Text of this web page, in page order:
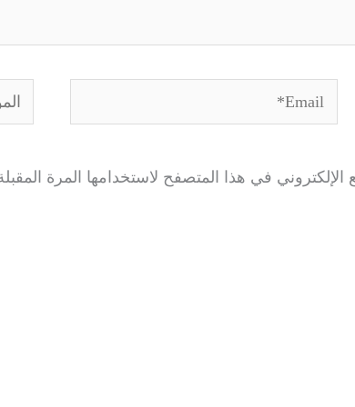
Email*
في هذا المتصفح لاستخدامها المرة